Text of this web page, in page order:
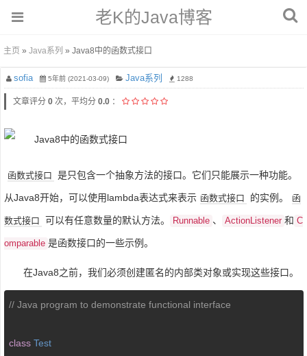
老K的Java博客
主页 » Java系列 » Java8中的函数式接口
sofia 5年前 (2021-03-09) Java系列 1288
文章评分 0 次，平均分 0.0 ：
函数式接口 是只包含一个抽象方法的接口。它们只能展示一种功能。
从Java8开始，可以使用lambda表达式来表示 函数式接口 的实例。 函
数式接口 可以有任意数量的默认方法。 Runnable 、 ActionListener 和 C
omparable 是函数接口的一些示例。
在Java8之前，我们必须创建匿名的内部类对象或实现这些接口。
// Java program to demonstrate functional interface
class Test